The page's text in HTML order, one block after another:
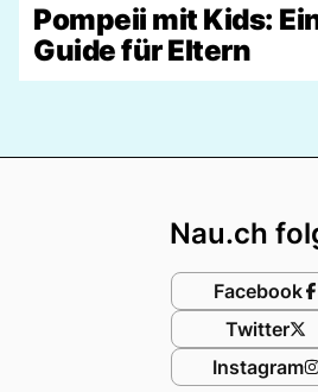
Pompeii mit Kids:
Guide für Eltern
Nau.ch
Facebook
Twitter
Instagram